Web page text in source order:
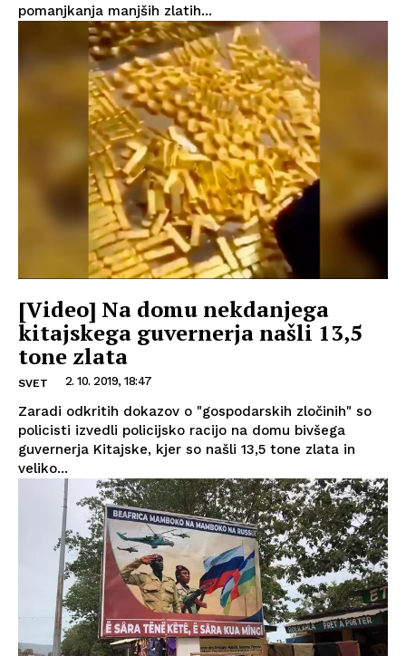
pomanjkanja manjših zlatih...
[Video] Na domu nekdanjega
kitajskega guvernerja našli 13,5
tone zlata
SVET 2. 10. 2019, 18:47
Zaradi odkritih dokazov o "gospodarskih zločinih" so
policisti izvedli policijsko racijo na domu bivšega
guvernerja Kitajske, kjer so našli 13,5 tone zlata in
veliko...